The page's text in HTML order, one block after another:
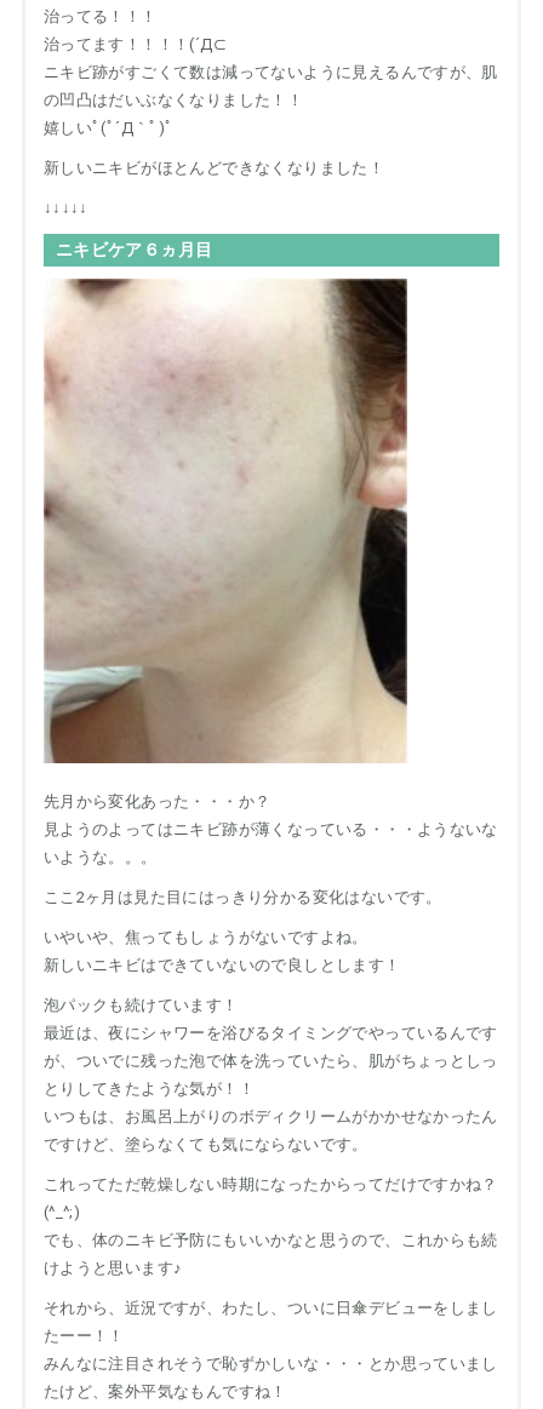
治ってる！！！
治ってます！！！！(´Д⊂
ニキビ跡がすごくて数は減ってないように見えるんですが、肌
の凹凸はだいぶなくなりました！！
嬉しいﾟ(ﾟ´Д｀ﾟ)ﾟ
新しいニキビがほとんどできなくなりました！
↓↓↓↓↓
ニキビケア６ヵ月目
先月から変化あった・・・か？
見ようのよってはニキビ跡が薄くなっている・・・ようないな
いような。。。
ここ2ヶ月は見た目にはっきり分かる変化はないです。
いやいや、焦ってもしょうがないですよね。
新しいニキビはできていないので良しとします！
泡パックも続けています！
最近は、夜にシャワーを浴びるタイミングでやっているんです
が、ついでに残った泡で体を洗っていたら、肌がちょっとしっ
とりしてきたような気が！！
いつもは、お風呂上がりのボディクリームがかかせなかったん
ですけど、塗らなくても気にならないです。
これってただ乾燥しない時期になったからってだけですかね？
(^_^;)
でも、体のニキビ予防にもいいかなと思うので、これからも続
けようと思います♪
それから、近況ですが、わたし、ついに日傘デビューをしまし
たーー！！
みんなに注目されそうで恥ずかしいな・・・とか思っていまし
たけど、案外平気なもんですね！